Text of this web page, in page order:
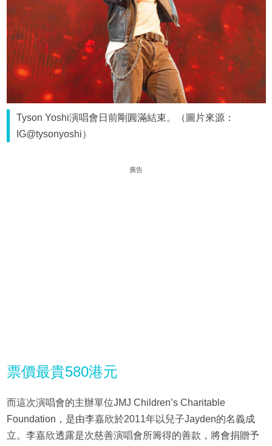
Tyson Yoshi演唱會日前剛圓滿結束。（圖片來源：
IG@tysonyoshi）
廣告
票價最貴580港元
而這次演唱會的主辦單位JMJ Children’s Charitable
Foundation，是由李嘉欣於2011年以兒子Jayden的名義成
立。李嘉欣透露是次慈善演唱會所籌得的善款，將會捐贈予